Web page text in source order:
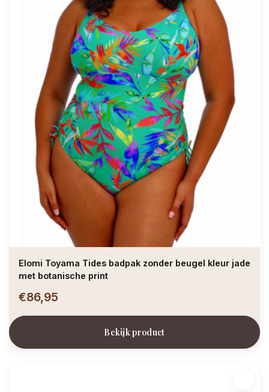
Elomi Toyama Tides badpak zonder beugel kleur jade
met botanische print
€86,95
Bekijk product